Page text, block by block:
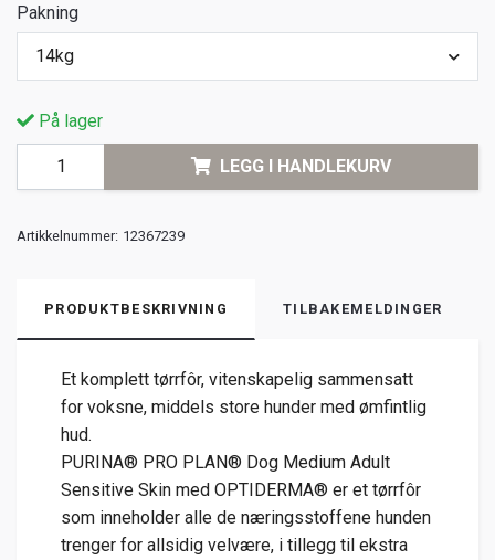
Pakning
14kg
På lager
LEGG I HANDLEKURV
Artikkelnummer: 12367239
PRODUKTBESKRIVNING TILBAKEMELDINGER
Et komplett tørrfôr, vitenskapelig sammensatt
for voksne, middels store hunder med ømfintlig
hud.
PURINA® PRO PLAN® Dog Medium Adult
Sensitive Skin med OPTIDERMA® er et tørrfôr
som inneholder alle de næringsstoffene hunden
trenger for allsidig velvære, i tillegg til ekstra